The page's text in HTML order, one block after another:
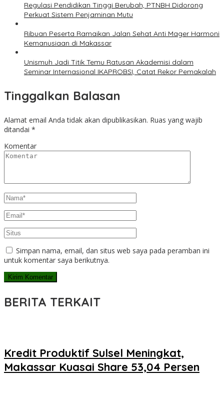
Regulasi Pendidikan Tinggi Berubah, PTNBH Didorong
Perkuat Sistem Penjaminan Mutu
Ribuan Peserta Ramaikan Jalan Sehat Anti Mager Harmoni
Kemanusiaan di Makassar
Unismuh Jadi Titik Temu Ratusan Akademisi dalam
Seminar Internasional IKAPROBSI, Catat Rekor Pemakalah
Tinggalkan Balasan
Alamat email Anda tidak akan dipublikasikan. Ruas yang wajib
ditandai *
Komentar
Simpan nama, email, dan situs web saya pada peramban ini
untuk komentar saya berikutnya.
BERITA TERKAIT
Kredit Produktif Sulsel Meningkat,
Makassar Kuasai Share 53,04 Persen